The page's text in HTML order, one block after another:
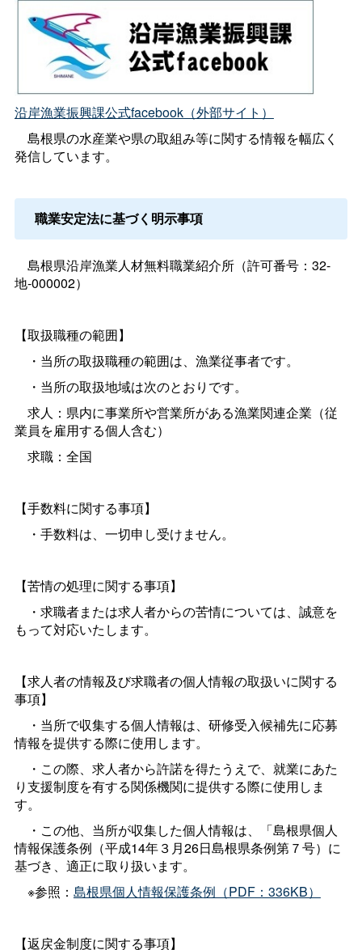
沿岸漁業振興課公式facebook（外部サイト）
島根県の水産業や県の取組み等に関する情報を幅広く
発信しています。
職業安定法に基づく明示事項
島根県沿岸漁業人材無料職業紹介所（許可番号：32-
地-000002）
【取扱職種の範囲】
・当所の取扱職種の範囲は、漁業従事者です。
・当所の取扱地域は次のとおりです。
求人：県内に事業所や営業所がある漁業関連企業（従
業員を雇用する個人含む）
求職：全国
【手数料に関する事項】
・手数料は、一切申し受けません。
【苦情の処理に関する事項】
・求職者または求人者からの苦情については、誠意を
もって対応いたします。
【求人者の情報及び求職者の個人情報の取扱いに関する
事項】
・当所で収集する個人情報は、研修受入候補先に応募
情報を提供する際に使用します。
・この際、求人者から許諾を得たうえで、就業にあた
り支援制度を有する関係機関に提供する際に使用しま
す。
・この他、当所が収集した個人情報は、「島根県個人
情報保護条例（平成14年３月26日島根県条例第７号）に
基づき、適正に取り扱います。
※参照： 島根県個人情報保護条例（PDF：336KB）
【返戻金制度に関する事項】